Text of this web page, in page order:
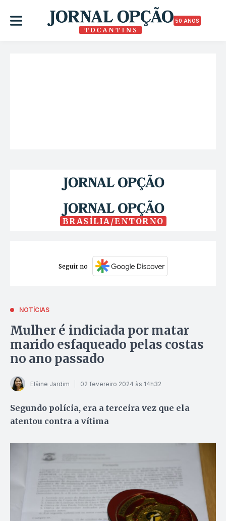
50 ANOS
BRASÍLIA/ENTORNO
Seguir no
NOTÍCIAS
Mulher é indiciada por matar
marido esfaqueado pelas costas
no ano passado
Elâine Jardim 02 fevereiro 2024 às 14h32
Segundo polícia, era a terceira vez que ela
atentou contra a vítima